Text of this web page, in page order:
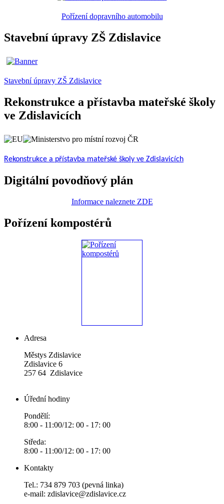
Pořízení dopravního automobilu
Stavební úpravy ZŠ Zdislavice
Stavební úpravy ZŠ Zdislavice
Rekonstrukce a přístavba mateřské školy
ve Zdislavicích
Rekonstrukce a přístavba mateřské školy ve Zdislavicích
Digitální povodňový plán
Informace naleznete ZDE
Pořízení kompostérů
Adresa
Městys Zdislavice
Zdislavice 6
257 64 Zdislavice
Úřední hodiny
Pondělí:
8:00 - 11:00/12: 00 - 17: 00
Středa:
8:00 - 11:00/12: 00 - 17: 00
Kontakty
Tel.: 734 879 703 (pevná linka)
e-mail: zdislavice@zdislavice.cz